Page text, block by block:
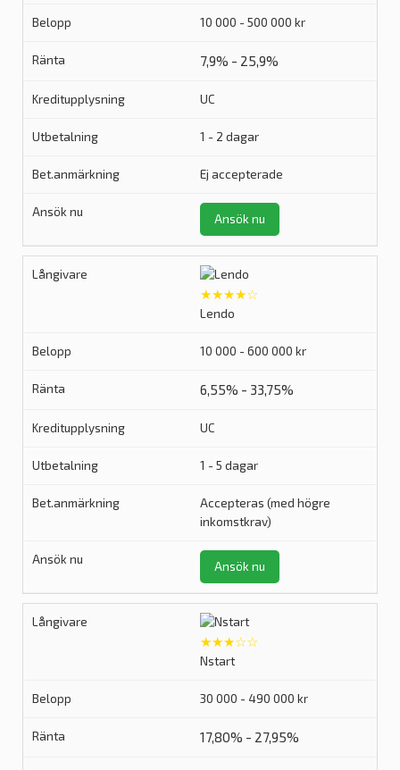
10 000 - 500 000 kr
7,9% - 25,9%
UC
1 - 2 dagar
Ej accepterade
Ansök nu
★★★★☆
Lendo
10 000 - 600 000 kr
6,55% - 33,75%
UC
1 - 5 dagar
Accepteras (med högre
inkomstkrav)
Ansök nu
★★★☆☆
Nstart
30 000 - 490 000 kr
17,80% - 27,95%